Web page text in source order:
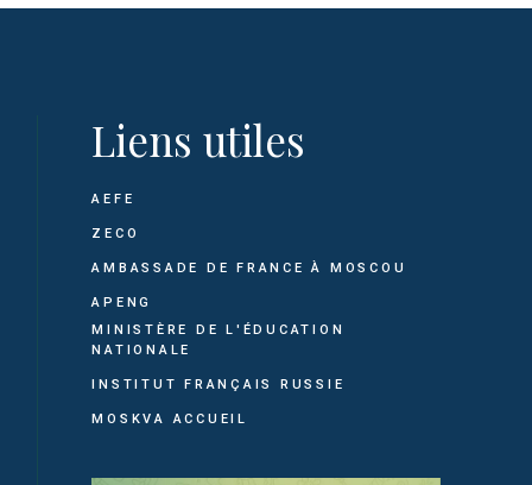
Liens utiles
AEFE
ZECO
AMBASSADE DE FRANCE À MOSCOU
APENG
MINISTÈRE DE L'ÉDUCATION
NATIONALE
INSTITUT FRANÇAIS RUSSIE
MOSKVA ACCUEIL